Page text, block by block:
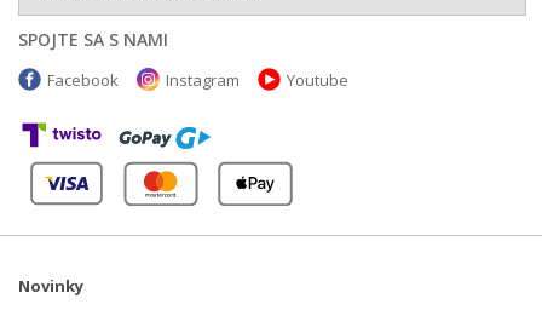
SPOJTE SA S NAMI
Facebook Instagram Youtube
Novinky